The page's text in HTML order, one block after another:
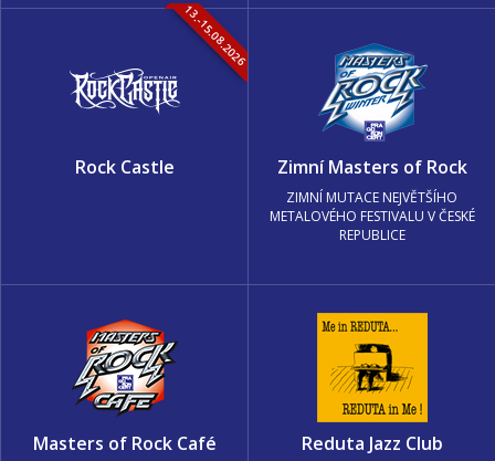
13.-15.08.2026
Rock Castle Zimní Masters of Rock
ZIMNÍ MUTACE NEJVĚTŠÍHO
METALOVÉHO FESTIVALU V ČESKÉ
REPUBLICE
Masters of Rock Café Reduta Jazz Club